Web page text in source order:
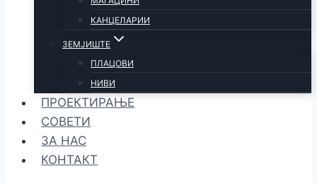
КАНЦЕЛАРИИ
ЗЕМЈИШТЕ
ПЛАЦОВИ
НИВИ
ПРОЕКТИРАЊЕ
СОВЕТИ
ЗА НАС
КОНТАКТ